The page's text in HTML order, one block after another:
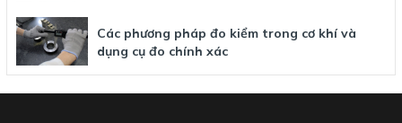
Các phương pháp đo kiểm trong cơ khí và
dụng cụ đo chính xác